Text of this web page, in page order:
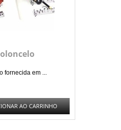
fornecida em ...
AO CARRINHO